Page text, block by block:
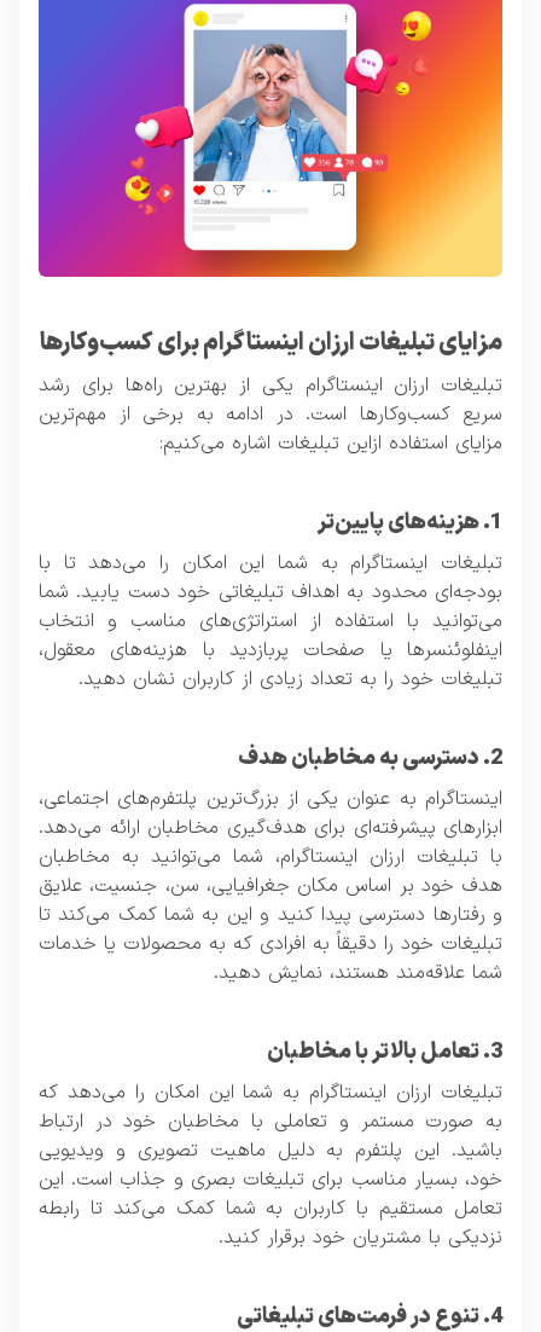
مزایای تبلیغات ارزان اینستاگرام برای کسب‌وکارها
تبلیغات ارزان اینستاگرام یکی از بهترین راه‌ها برای رشد
سریع کسب‌وکارها است. در ادامه به برخی از مهم‌ترین
مزایای استفاده ازاین تبلیغات اشاره می‌کنیم:
1. هزینه‌های پایین‌تر
تبلیغات اینستاگرام به شما این امکان را می‌دهد تا با
بودجه‌ای محدود به اهداف تبلیغاتی خود دست یابید. شما
می‌توانید با استفاده از استراتژی‌های مناسب و انتخاب
اینفلوئنسرها یا صفحات پربازدید با هزینه‌های معقول،
تبلیغات خود را به تعداد زیادی از کاربران نشان دهید.
2. دسترسی به مخاطبان هدف
اینستاگرام به عنوان یکی از بزرگ‌ترین پلتفرم‌های اجتماعی،
ابزارهای پیشرفته‌ای برای هدف‌گیری مخاطبان ارائه می‌دهد.
با تبلیغات ارزان اینستاگرام، شما می‌توانید به مخاطبان
هدف خود بر اساس مکان جغرافیایی، سن، جنسیت، علایق
و رفتارها دسترسی پیدا کنید و این به شما کمک می‌کند تا
تبلیغات خود را دقیقاً به افرادی که به محصولات یا خدمات
شما علاقه‌مند هستند، نمایش دهید.
3. تعامل بالاتر با مخاطبان
تبلیغات ارزان اینستاگرام به شما این امکان را می‌دهد که
به صورت مستمر و تعاملی با مخاطبان خود در ارتباط
باشید. این پلتفرم به دلیل ماهیت تصویری و ویدیویی
خود، بسیار مناسب برای تبلیغات بصری و جذاب است. این
تعامل مستقیم با کاربران به شما کمک می‌کند تا رابطه
نزدیکی با مشتریان خود برقرار کنید.
4. تنوع در فرمت‌های تبلیغاتی